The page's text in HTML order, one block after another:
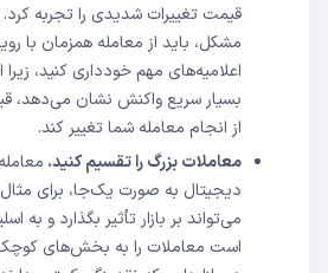
قیمت تغییرات شدیدی را تجربه کرد.
مشکل، باید از معامله همزمان با
اعلامیه‌های مهم خودداری کنید، زیرا
بسیار سریع واکنش نشان می‌دهد،
از انجام معامله شما تغییر کند.
معاملات بزرگ را تقسیم کنید.
دیجیتال به صورت یک‌جا، برای
می‌تواند بر بازار تأثیر بگذارد و به
است معاملات را به بخش‌های